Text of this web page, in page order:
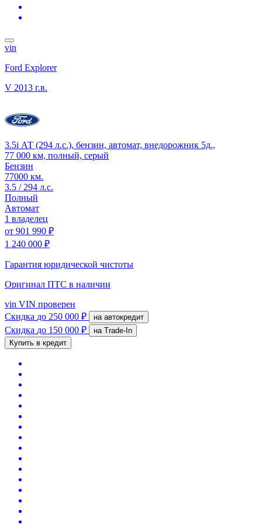
vin
Ford Explorer
V 2013 г.в.
3.5i АТ (294 л.с.), бензин, автомат, внедорожник 5д.,
77 000 км, полный, серый
Бензин
77000 км.
3.5 / 294 л.с.
Полный
Автомат
1 владелец
от 901 990 ₽
1 240 000 ₽
Гарантия юридической чистоты
Оригинал ПТС в наличии
vin VIN проверен
Скидка до 250 000 ₽ на автокредит
Скидка до 150 000 ₽
на Trade-In
Купить в кредит